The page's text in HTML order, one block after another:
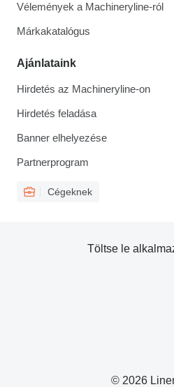
Vélemények a Machineryline-ról
Márkakatalógus
Ajánlataink
Hirdetés az Machineryline-on
Hirdetés feladása
Banner elhelyezése
Partnerprogram
Cégeknek
© 2026
Töltse le